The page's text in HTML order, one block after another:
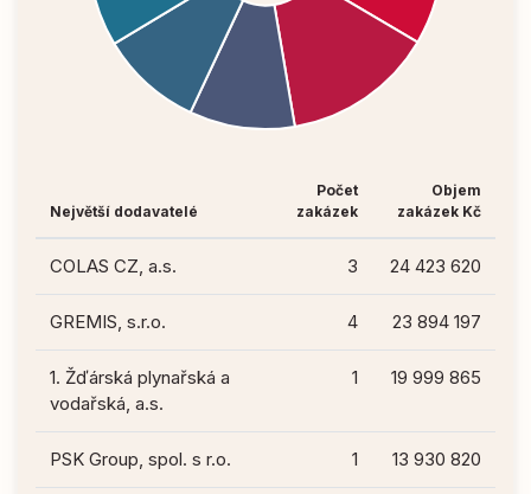
Největší dodavatelé
Počet
zakázek
Objem
zakázek Kč
COLAS CZ, a.s. 3 24 423 620
GREMIS, s.r.o. 4 23 894 197
1. Žďárská plynařská a
vodařská, a.s.
1 19 999 865
PSK Group, spol. s r.o. 1 13 930 820